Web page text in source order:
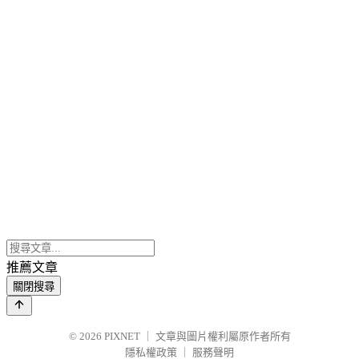
推薦文章
關閉搜尋
© 2026 PIXNET
文章與圖片權利屬原作者所有
隱私權政策
服務聲明